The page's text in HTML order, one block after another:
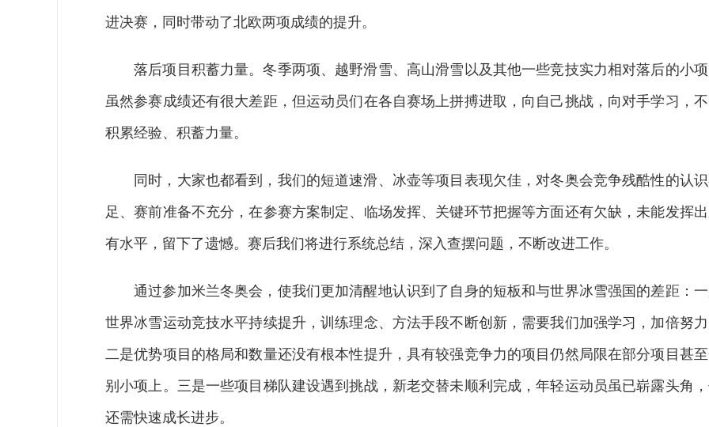
进决赛，同时带动了北欧两项成绩的提升。
落后项目积蓄力量。冬季两项、越野滑雪、高山滑雪以及其他一些竞技实力相对落后的小项
虽然参赛成绩还有很大差距，但运动员们在各自赛场上拼搏进取，向自己挑战，向对手学习，
积累经验、积蓄力量。
同时，大家也都看到，我们的短道速滑、冰壶等项目表现欠佳，对冬奥会竞争残酷性的认
足、赛前准备不充分，在参赛方案制定、临场发挥、关键环节把握等方面还有欠缺，未能发挥
有水平，留下了遗憾。赛后我们将进行系统总结，深入查摆问题，不断改进工作。
通过参加米兰冬奥会，使我们更加清醒地认识到了自身的短板和与世界冰雪强国的差距：
世界冰雪运动竞技水平持续提升，训练理念、方法手段不断创新，需要我们加强学习，加倍努力
二是优势项目的格局和数量还没有根本性提升，具有较强竞争力的项目仍然局限在部分项目甚
别小项上。三是一些项目梯队建设遇到挑战，新老交替未顺利完成，年轻运动员虽已崭露头角
还需快速成长进步。